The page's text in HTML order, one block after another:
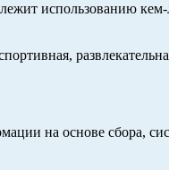
использованию
на основе сбора,